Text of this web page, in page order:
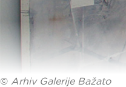
© Arhiv Galerije Bažato